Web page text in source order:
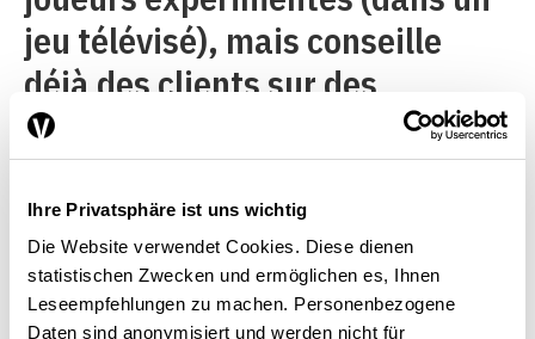
Ihre Privatsphäre ist uns wichtig
Die Website verwendet Cookies. Diese dienen
statistischen Zwecken und ermöglichen es, Ihnen
Leseempfehlungen zu machen. Personenbezogene
Daten sind anonymisiert und werden nicht für
jeu télévisé), mais conseille
déjà des clients sur des
permanences téléphoniques,
souvent mieux que des
préposés humains. IBM a
décidé d’investir un milliard
d’USD dans le développement